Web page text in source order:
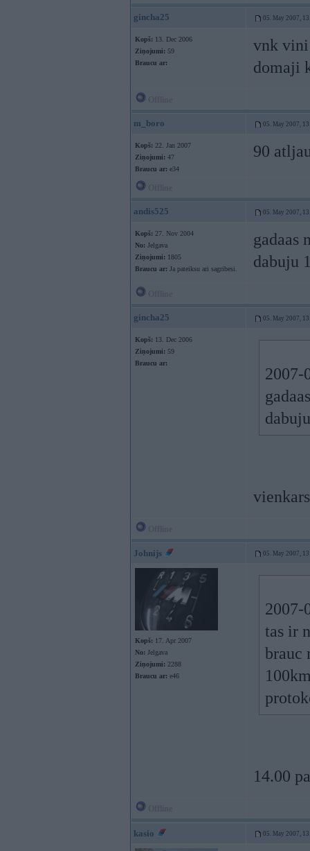
gincha25 05. May 2007,
Kopš: 13. Dec 2006
Ziņojumi: 59
Braucu ar:
vnk vini
domaji
m_boro 05. May 2007,
Kopš: 22. Jan 2007
Ziņojumi: 47
Braucu ar: e34
90
andis525 05. May 2007,
Kopš: 27. Nov 2004
No: Jelgava
Ziņojumi: 1805
Braucu ar: Ja pateiksu ari sagribesi.
gadaas
dabuju
gincha25 05. May 2007,
Kopš: 13. Dec 2006
Ziņojumi: 59
Braucu ar:
2007-
Johnijs 05. May 2007,
Kopš: 17. Apr 2007
No: Jelgava
Ziņojumi: 2288
Braucu ar: e46
2007-
tas ir
brauc
14.00
kasio 05. May 2007,